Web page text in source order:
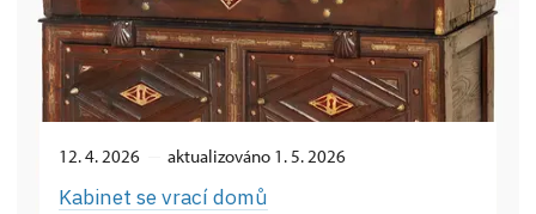
12. 4. 2026 aktualizováno 1. 5. 2026
Kabinet se vrací domů